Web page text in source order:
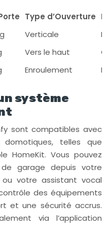
Type d’Ouverture
Verticale
Vers le haut
Enroulement
système
sont compatibles avec
domotiques, telles que
HomeKit. Vous pouvez
garage depuis votre
votre assistant vocal
des équipements
et une sécurité accrus.
via l’application